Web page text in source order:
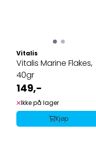
Vitalis
Vitalis Marine Flakes,
40gr
149,-
Ikke på lager
Kjøp